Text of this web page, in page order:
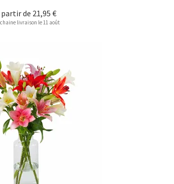
partir de 21,95 €
livraison le 11 août